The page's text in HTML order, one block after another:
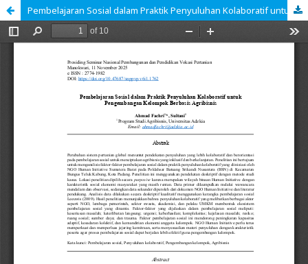
Pembelajaran Sosial dalam Praktik Penyuluhan Kolaboratif untuk Pengembangan Kelompok Berbasis Agribisnis